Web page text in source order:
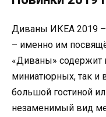
Диваны ИКЕА 2019 –
– именно им
«Диваны» содержит
миниатюрных, так и
большой гостиной
незаменимый вид